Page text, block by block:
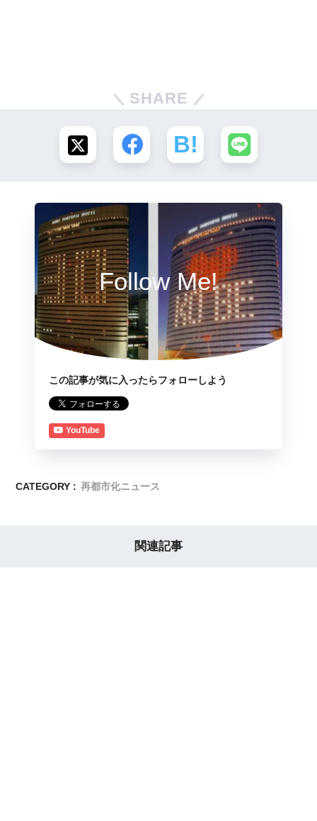
SHARE
Follow Me!
この記事が気に入ったらフォローしよう
YouTube
CATEGORY : 再都市化ニュース
関連記事